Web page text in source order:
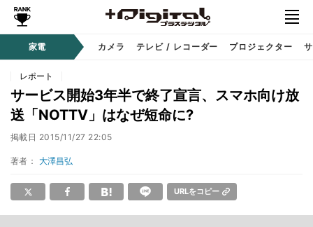
家電 カメラ テレビ / レコーダー プロジェクター
レポート
サービス開始3年半で終了宣言、スマホ向け放
送「NOTTV」はなぜ短命に?
掲載日 2015/11/27 22:05
著者： 大澤昌弘
URLをコピー